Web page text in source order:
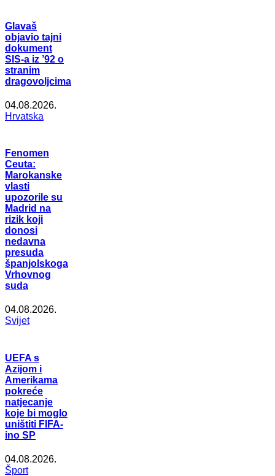
Glavaš
objavio tajni
dokument
SIS-a iz ’92 o
stranim
dragovoljcima
04.08.2026.
Hrvatska
Fenomen
Ceuta:
Marokanske
vlasti
upozorile su
Madrid na
rizik koji
donosi
nedavna
presuda
španjolskoga
Vrhovnog
suda
04.08.2026.
Svijet
UEFA s
Azijom i
Amerikama
pokreće
natjecanje
koje bi moglo
uništiti FIFA-
ino SP
04.08.2026.
Šport